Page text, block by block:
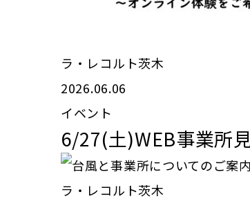
ラ・レコルト茨木
2026.06.06
イベント
6/27(土)WEB事業所
ラ・レコルト茨木